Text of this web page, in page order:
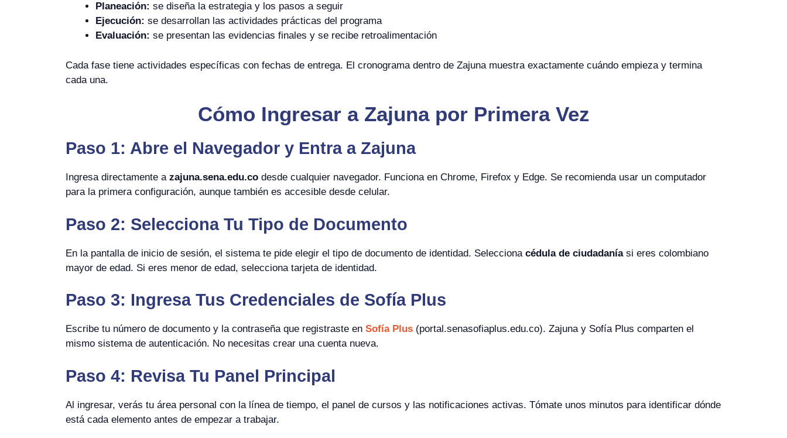
Planeación: se diseña la estrategia y los pasos a seguir
Ejecución: se desarrollan las actividades prácticas del programa
Evaluación: se presentan las evidencias finales y se recibe retroalimentación
Cada fase tiene actividades específicas con fechas de entrega. El cronograma dentro de Zajuna muestra exactamente cuándo empieza y termina
cada una.
Cómo Ingresar a Zajuna por Primera Vez
Paso 1: Abre el Navegador y Entra a Zajuna
Ingresa directamente a zajuna.sena.edu.co desde cualquier navegador. Funciona en Chrome, Firefox y Edge. Se recomienda usar un computador
para la primera configuración, aunque también es accesible desde celular.
Paso 2: Selecciona Tu Tipo de Documento
En la pantalla de inicio de sesión, el sistema te pide elegir el tipo de documento de identidad. Selecciona cédula de ciudadaníasi eres colombiano
mayor de edad. Si eres menor de edad, selecciona tarjeta de identidad.
Paso 3: Ingresa Tus Credenciales de Sofía Plus
Escribe tu número de documento y la contraseña que registraste en Sofía Plus (portal.senasofiaplus.edu.co). Zajuna y Sofía Plus comparten el
mismo sistema de autenticación. No necesitas crear una cuenta nueva.
Paso 4: Revisa Tu Panel Principal
Al ingresar, verás tu área personal con la línea de tiempo, el panel de cursos y las notificaciones activas. Tómate unos minutos para identificar dónde
está cada elemento antes de empezar a trabajar.